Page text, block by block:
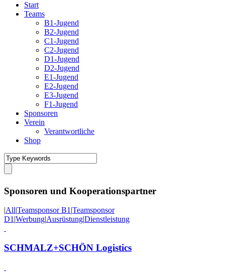
Start
Teams
B1-Jugend
B2-Jugend
C1-Jugend
C2-Jugend
D1-Jugend
D2-Jugend
E1-Jugend
E2-Jugend
E3-Jugend
F1-Jugend
Sponsoren
Verein
Verantwortliche
Shop
Sponsoren und Kooperationspartner
|All|Teamsponsor B1|Teamsponsor
D1|Werbung|Ausrüstung|Dienstleistung
SCHMALZ+SCHÖN Logistics